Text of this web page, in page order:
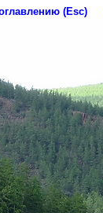
(Esc)